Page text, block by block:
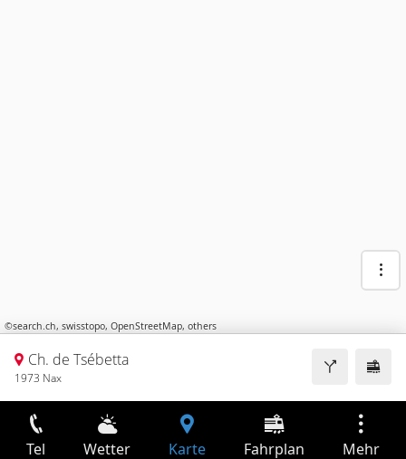
©search.ch, swisstopo, OpenStreetMap, others
Ch. de Tsébetta
1973 Nax
Tel Wetter Karte Fahrplan Mehr